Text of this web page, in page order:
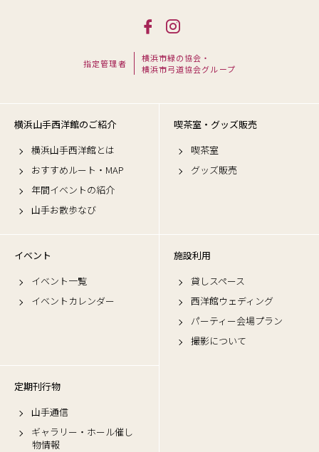
指定管理者
横浜市緑の協会・
横浜市弓道協会グループ
横浜山手西洋館のご紹介
横浜山手西洋館とは
おすすめルート・MAP
年間イベントの紹介
山手お散歩なび
喫茶室・グッズ販売
喫茶室
グッズ販売
イベント
イベント一覧
イベントカレンダー
施設利用
貸しスペース
西洋館ウェディング
パーティー会場プラン
撮影について
定期刊行物
山手通信
ギャラリー・ホール催し
物情報